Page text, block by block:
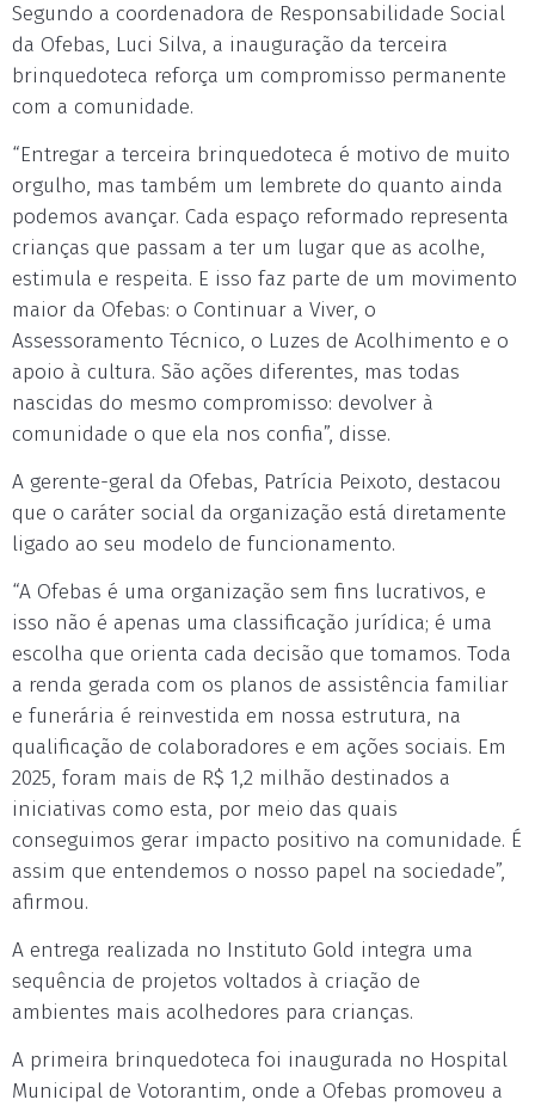
Segundo a coordenadora de Responsabilidade Social
da Ofebas, Luci Silva, a inauguração da terceira
brinquedoteca reforça um compromisso permanente
com a comunidade.
“Entregar a terceira brinquedoteca é motivo de muito
orgulho, mas também um lembrete do quanto ainda
podemos avançar. Cada espaço reformado representa
crianças que passam a ter um lugar que as acolhe,
estimula e respeita. E isso faz parte de um movimento
maior da Ofebas: o Continuar a Viver, o
Assessoramento Técnico, o Luzes de Acolhimento e o
apoio à cultura. São ações diferentes, mas todas
nascidas do mesmo compromisso: devolver à
comunidade o que ela nos confia”, disse.
A gerente-geral da Ofebas, Patrícia Peixoto, destacou
que o caráter social da organização está diretamente
ligado ao seu modelo de funcionamento.
“A Ofebas é uma organização sem fins lucrativos, e
isso não é apenas uma classificação jurídica; é uma
escolha que orienta cada decisão que tomamos. Toda
a renda gerada com os planos de assistência familiar
e funerária é reinvestida em nossa estrutura, na
qualificação de colaboradores e em ações sociais. Em
2025, foram mais de R$ 1,2 milhão destinados a
iniciativas como esta, por meio das quais
conseguimos gerar impacto positivo na comunidade. É
assim que entendemos o nosso papel na sociedade”,
afirmou.
A entrega realizada no Instituto Gold integra uma
sequência de projetos voltados à criação de
ambientes mais acolhedores para crianças.
A primeira brinquedoteca foi inaugurada no Hospital
Municipal de Votorantim, onde a Ofebas promoveu a